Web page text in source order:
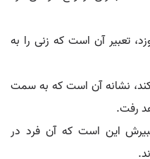
تعبیر آن است که زنی را به
کند، نشانه آن است که به سمت
رفت.
این است که آن فرد در